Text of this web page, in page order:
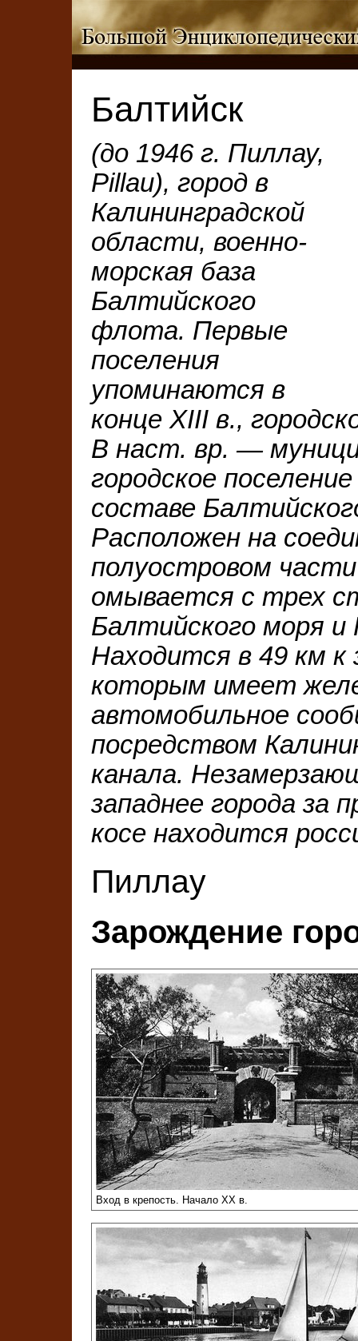
Балтийск
(до 1946 г. Пиллау,
Pillau), город в
Калининградской
области, военно-
морская база
Балтийского
флота. Первые
поселения
упоминаются в
конце ХIII в.,
В наст. вр. —
городское
составе
Расположен на
полуостровом
омывается с трех
Балтийского моря и
Находится в 49 км к
которым имеет
автомобильное
посредством
канала.
западнее города за
косе находится
Пиллау
Зарождение
Вход в крепость. Начало XX в.